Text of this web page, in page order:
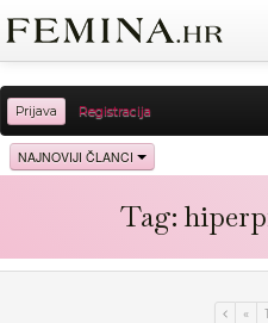
Prijava Registracija
Sreća
Ljubav
NAJNOVIJI ČLANCI
Tag:
« 1